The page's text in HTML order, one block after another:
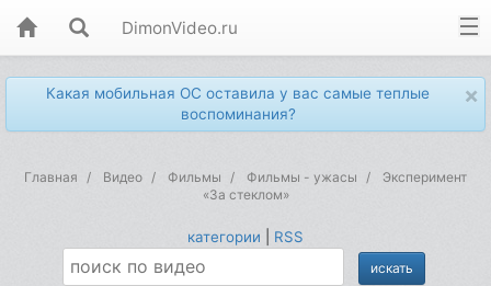
DimonVideo.ru
×
Какая мобильная ОС оставила у вас самые теплые
воспоминания?
Главная Видео Фильмы Фильмы - ужасы
Эксперимент
«За стеклом»
категории RSS